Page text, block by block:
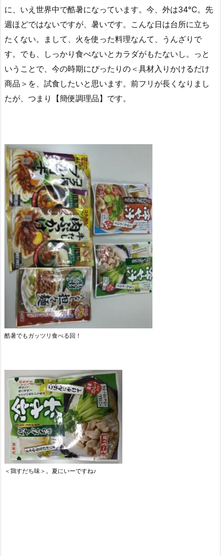
に、いえ世界中で酷暑になっています。今、外は34℃。先
週ほどではないですが、暑いです。こんな日は台所に立ち
たくない。まして、火を使った料理なんて、うんざりで
す。でも、しっかり食べないとカラダがもたないし。っと
いうことで、今の時期にぴったりの＜具材入りかけるだけ
商品＞を、試食したいと思います。前フリが長くなりまし
たが、つまり【簡便調理品】です。
酷暑でもガッツリ食べる回！
＜鶏すだち味＞。夏にいーですね♪